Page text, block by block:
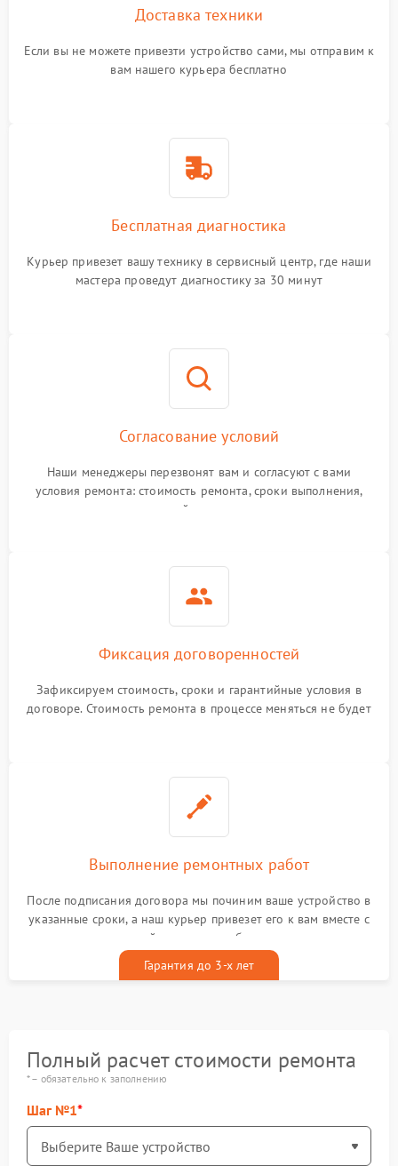
Доставка техники
Если вы не можете привезти устройство сами, мы отправим к
вам нашего курьера бесплатно
Бесплатная диагностика
Курьер привезет вашу технику в сервисный центр, где наши
мастера проведут диагностику за 30 минут
Согласование условий
Наши менеджеры перезвонят вам и согласуют с вами
условия ремонта: стоимость ремонта, сроки выполнения,
гарантийные условия
Фиксация договоренностей
Зафиксируем стоимость, сроки и гарантийные условия в
договоре. Стоимость ремонта в процессе меняться не будет
Выполнение ремонтных работ
После подписания договора мы починим ваше устройство в
указанные сроки, а наш курьер привезет его к вам вместе с
гарантийным талоном бесплатно
Гарантия до 3-х лет
Полный расчет стоимости ремонта
* – обязательно к заполнению
Шаг №1